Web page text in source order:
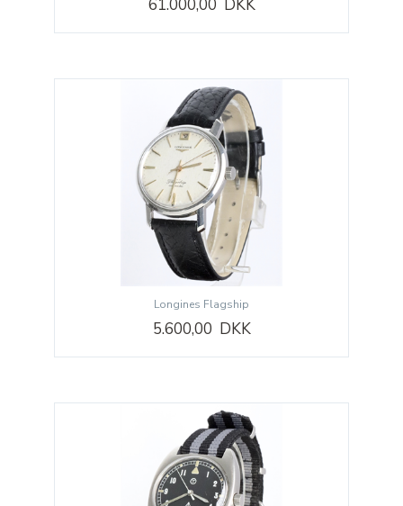
61.000,00 DKK
Longines Flagship
5.600,00 DKK